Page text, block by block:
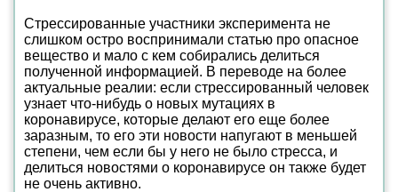
Стрессированные участники эксперимента не
слишком остро воспринимали статью про опасное
вещество и мало с кем собирались делиться
полученной информацией. В переводе на более
актуальные реалии: если стрессированный человек
узнает что-нибудь о новых мутациях в
коронавирусе, которые делают его еще более
заразным, то его эти новости напугают в меньшей
степени, чем если бы у него не было стресса, и
делиться новостями о коронавирусе он также будет
не очень активно.